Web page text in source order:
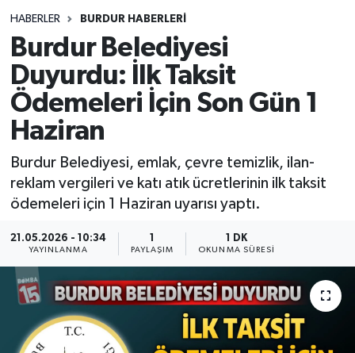
HABERLER BURDUR HABERLERİ
Burdur Belediyesi
Duyurdu: İlk Taksit
Ödemeleri İçin Son Gün 1
Haziran
Burdur Belediyesi, emlak, çevre temizlik, ilan-
reklam vergileri ve katı atık ücretlerinin ilk taksit
ödemeleri için 1 Haziran uyarısı yaptı.
21.05.2026 - 10:34
YAYINLANMA
1
PAYLAŞIM
1 DK
OKUNMA SÜRESI
Spor
Tebrik